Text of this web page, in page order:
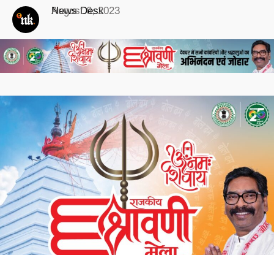
News Desk
August 6, 2023